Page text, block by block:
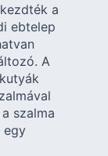
a
ebtelep
A
szalma
egy